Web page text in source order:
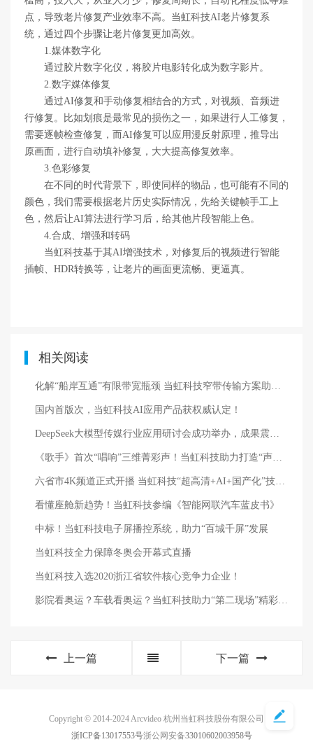
点，导致老片修复产业效率不高。当虹科技AI老片修复系
统，通过四个步骤让老片修复更加高效。
1.媒体数字化
通过胶片数字化仪，将胶片电影转化成为数字影片。
2.数字媒体修复
通过AI修复和手动修复相结合的方式，对视频、音频进
行修复。
比如划痕是最常见的损伤之一，如果进行人工修复，
需要逐帧检查修复，而AI修复可以应用漫反射原理，推导出
原画面，进行自动填补修复，大大提高修复效率。
3.色彩修复
在不同的时代背景下，即使同样的物品，也可能有不同的
颜色，我们需要根据老片历史实际情况，先给关键帧手工上
色，然后让AI算法进行学习后，给其他片段智能上色。
4.合成、增强和转码
当虹科技基于其AI增强技术，对修复后的视频进行智能
插帧、HDR转换等，让老片的画面更流畅、更逼真。
相关阅读
化解“船岸互通”有限带宽瓶颈 当虹科技窄带传输方案助力远洋船舶数字化
国内首版次，当虹科技AI应用产品获权威认定！
DeepSeek大模型传媒行业应用研讨会成功举办，成果震撼业界！
《歌手》首次“唱响”三维菁彩声！当虹科技助力打造“声画双绝”体验
六省市4K频道正式开播 当虹科技“超高清+AI+国产化”技术深度护航
看懂座舱新趋势！当虹科技参编《智能网联汽车蓝皮书》
中标！当虹科技电子屏播控系统，助力“百城千屏”发展
当虹科技全力保障冬奥会开幕式直播
当虹科技入选2020浙江省软件核心竞争力企业！
影院看奥运？车载看奥运？当虹科技助力“第二现场”精彩呈现→
上一篇 下一篇
Copyright © 2014-2024 Arcvideo 杭州当虹科技股份有限公司
浙ICP备13017553号浙公网安备33010602003958号